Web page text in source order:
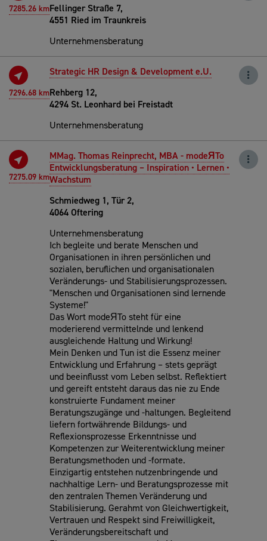
7285.26 kmFellinger Straße 7,
4551 Ried im Traunkreis
Unternehmensberatung
7296.68 km
Strategic HR Design & Development e.U.
Rehberg 12,
4294 St. Leonhard bei Freistadt
Unternehmensberatung
7275.09 km
MMag. Thomas Reinprecht, MBA - modeЯTo
Entwicklungsberatung – Inspiration • Lernen •
Wachstum
Schmiedweg 1, Tür 2,
4064 Oftering
Unternehmensberatung
Ich begleite und berate Menschen und
Organisationen in ihren persönlichen und
sozialen, beruflichen und organisationalen
Veränderungs- und Stabilisierungsprozessen.
"Menschen und Organisationen sind lernende
Systeme!"
Das Wort modeЯTo steht für eine
moderierend vermittelnde und lenkend
ausgleichende Haltung und Wirkung!
Mein Denken und Tun ist die Essenz meiner
Entwicklung und Erfahrung – stets geprägt
und beeinflusst vom Leben selbst. Reflektiert
und gereift entsteht daraus das nie zu Ende
konstruierte Fundament meiner
Beratungszugänge und -haltungen. Begleitend
liefern fortwährende Bildungs- und
Reflexionsprozesse Erkenntnisse und
Kompetenzen zur Weiterentwicklung meiner
Beratungsmethoden und -formate.
Einzigartig entstehen nutzenbringende und
nachhaltige Lern- und Beratungsprozesse mit
den zentralen Themen Veränderung und
Stabilisierung. Gerahmt von Gleichwertigkeit,
Vertrauen und Respekt sind Freiwilligkeit,
Veränderungsbereitschaft und